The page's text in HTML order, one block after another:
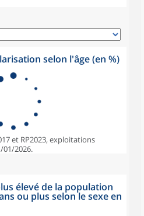
selon l'âge (en %)
et RP2023, exploitations
01/2026.
élevé de la population
ou plus selon le sexe en